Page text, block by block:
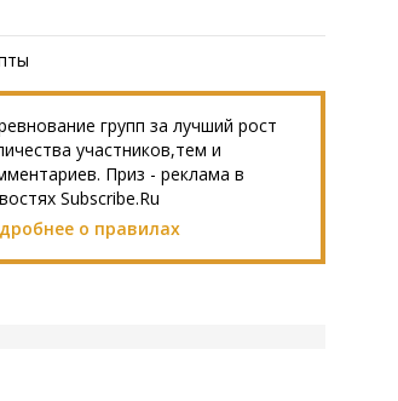
групп за лучший рост
участников,тем и
Приз - реклама в
Subscribe.Ru
о правилах